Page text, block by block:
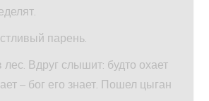
парень.
Вдруг слышит: будто охает
– бог его знает. Пошел цыган